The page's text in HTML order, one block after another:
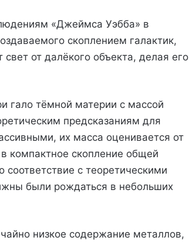
«Джеймса Уэбба» в
скоплением галактик,
от далёкого объекта, делая его
гало тёмной материи с массой
предсказаниям для
их масса оценивается от
компактное скопление общей
с теоретическими
были рождаться в небольших
низкое содержание металлов,